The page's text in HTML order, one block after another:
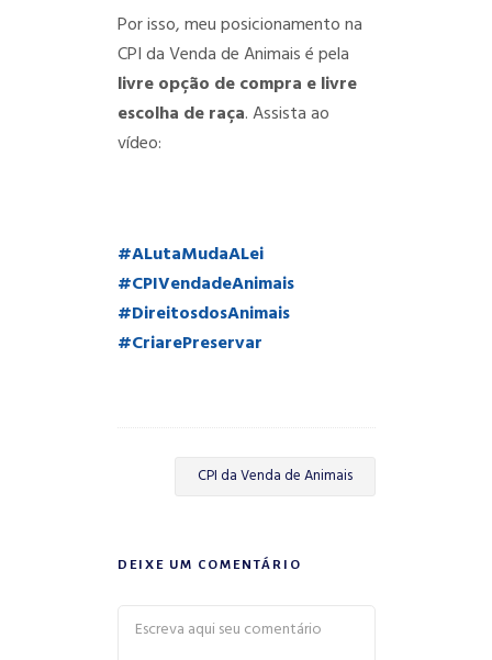
Por isso, meu posicionamento na
CPI da Venda de Animais é pela
livre opção de compra e livre
escolha de raça. Assista ao
vídeo:
#ALutaMudaALei
#CPIVendadeAnimais
#DireitosdosAnimais
#CriarePreservar
CPI da Venda de Animais
DEIXE UM COMENTÁRIO